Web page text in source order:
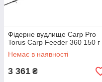
Фідерне вудлище Carp Pro
Torus Carp Feeder 360 150 г
Немає в наявності
3 361 ₴